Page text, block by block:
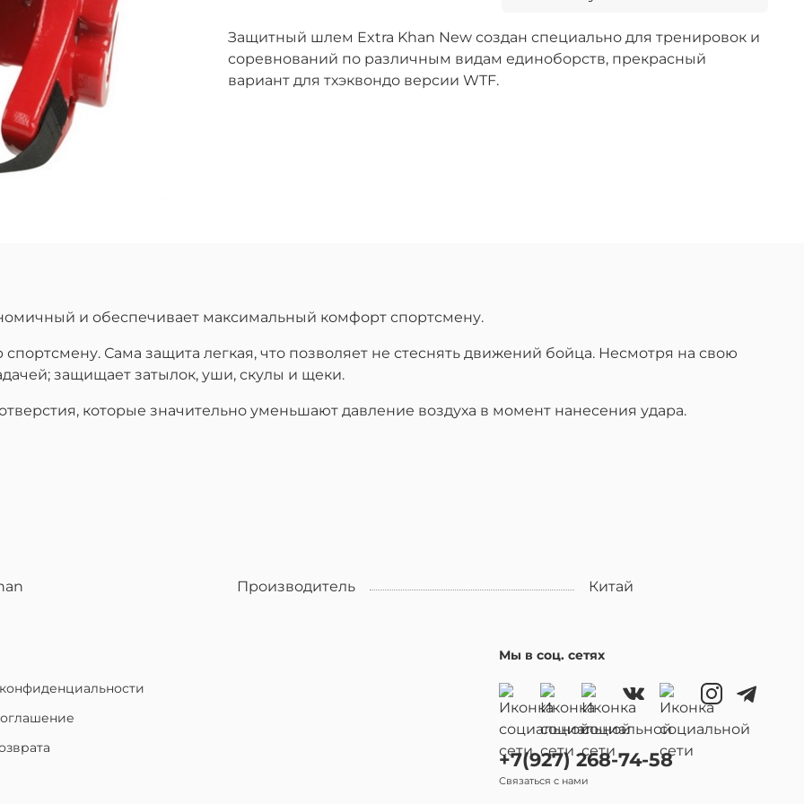
Защитный шлем Extra Khan New создан специально для тренировок и
соревнований по различным видам единоборств, прекрасный
вариант для тхэквондо версии WTF.
и обеспечивает максимальный комфорт спортсмену.
Сама защита легкая, что позволяет не стеснять движений бойца. Несмотря на свою
защищает затылок, уши, скулы и щеки.
которые значительно уменьшают давление воздуха в момент нанесения удара.
Производитель Китай
Мы в соц. сетях
+7(927) 268-74-58
Связаться с нами